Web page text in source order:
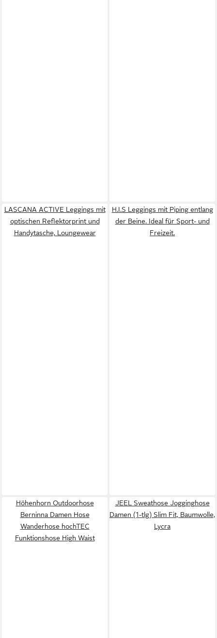
LASCANA ACTIVE Leggings mit
optischen Reflektorprint und
Handytasche, Loungewear
H.I.S Leggings mit Piping entlang
der Beine. Ideal für Sport- und
Freizeit.
Höhenhorn Outdoorhose
Berninna Damen Hose
Wanderhose hochTEC
Funktionshose High Waist
JEEL Sweathose Jogginghose
Damen (1-tlg) Slim Fit, Baumwolle,
Lycra